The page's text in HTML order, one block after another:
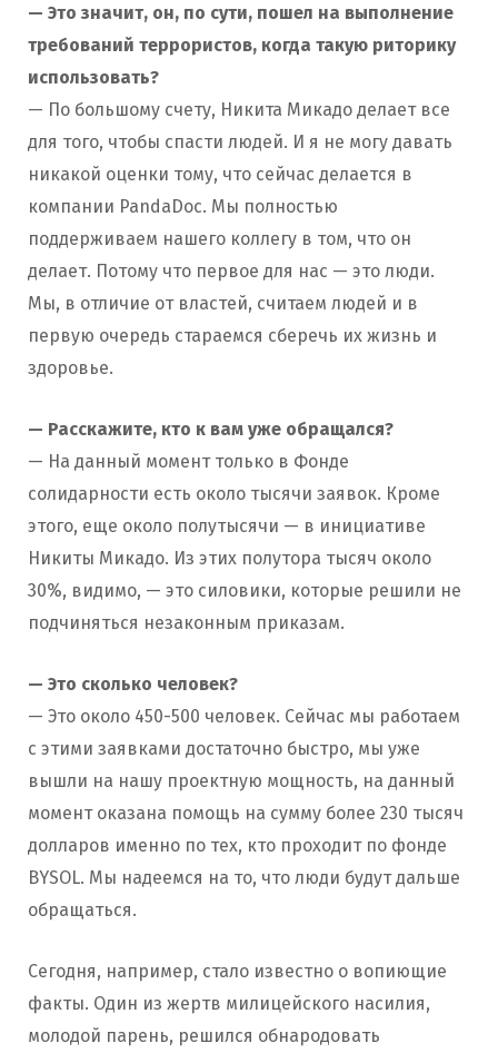
— Это значит, он, по сути, пошел на выполнение
требований террористов, когда такую риторику
использовать?
— По большому счету, Никита Микадо делает все
для того, чтобы спасти людей. И я не могу давать
никакой оценки тому, что сейчас делается в
компании PandaDoc. Мы полностью
поддерживаем нашего коллегу в том, что он
делает. Потому что первое для нас — это люди.
Мы, в отличие от властей, считаем людей и в
первую очередь стараемся сберечь их жизнь и
здоровье.
— Расскажите, кто к вам уже обращался?
— На данный момент только в Фонде
солидарности есть около тысячи заявок. Кроме
этого, еще около полутысячи — в инициативе
Никиты Микадо. Из этих полутора тысяч около
30%, видимо, — это силовики, которые решили не
подчиняться незаконным приказам.
— Это сколько человек?
— Это около 450-500 человек. Сейчас мы работаем
с этими заявками достаточно быстро, мы уже
вышли на нашу проектную мощность, на данный
момент оказана помощь на сумму более 230 тысяч
долларов именно по тех, кто проходит по фонде
BYSOL. Мы надеемся на то, что люди будут дальше
обращаться.
Сегодня, например, стало известно о вопиющие
факты. Один из жертв милицейского насилия,
молодой парень, решился обнародовать